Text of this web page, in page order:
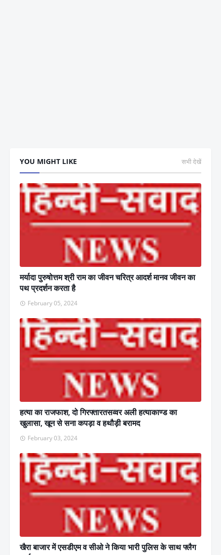
YOU MIGHT LIKE सभी देखें
मर्यादा पुरुषोत्तम श्री राम का जीवन चरित्र आदर्श मानव जीवन का
पथ प्रदर्शन करता है
February 05, 2024
हत्या का राजफाश, दो गिरफ्तारतसव्वर अली हत्याकाण्ड का
खुलासा, खून से सना कपड़ा व हथौड़ी बरामद
February 03, 2024
खैरा बाजार में एसडीएम व सीओ ने किया भारी पुलिस के साथ फ्लैग